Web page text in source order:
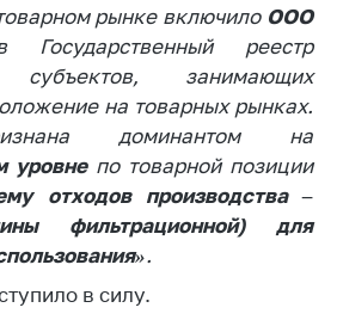
и
и
рынке включило ООО
реестр
субъектов, занимающих
на товарных рынках.
доминантом на
уровнепо товарной позиции
отходов производства –
фильтрационной) для
.
в силу.